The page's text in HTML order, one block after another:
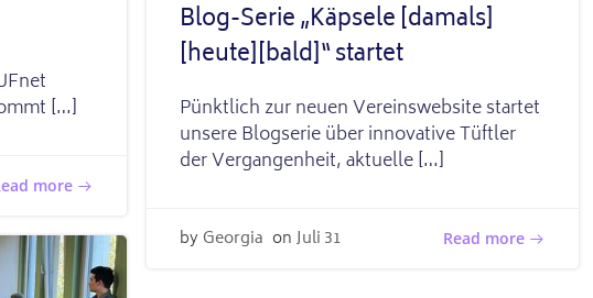
Blog-Serie „Käpsele [damals]
[heute][bald]“ startet
Pünktlich zur neuen Vereinswebsite startet
unsere Blogserie über innovative Tüftler
der Vergangenheit, aktuelle […]
byGeorgia on Juli 31 Read more
[…]
more